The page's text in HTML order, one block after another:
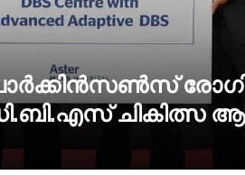
ചികിത്സ